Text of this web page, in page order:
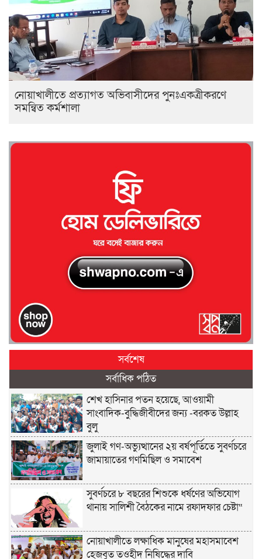
নোয়াখালীতে প্রত্যাগত অভিবাসীদের পুনঃএকত্রীকরণে
সমন্বিত কর্মশালা
সর্বশেষ
সর্বাধিক পঠিত
শেখ হাসিনার পতন হয়েছে, আওয়ামী
সাংবাদিক-বুদ্ধিজীবীদের জন্য -বরকত উল্লাহ
বুলু
জুলাই গণ-অভ্যুত্থানের ২য় বর্ষপূর্তিতে সুবর্ণচরে
জামায়াতের গণমিছিল ও সমাবেশ
সুবর্ণচরে ৮ বছরের শিশুকে ধর্ষণের অভিযোগ
থানায় সালিশী বৈঠকের নামে রফাদফার চেষ্টা“
নোয়াখালীতে লক্ষাধিক মানুষের মহাসমাবেশ
হেজবুত তওহীদ নিষিদ্ধের দাবি